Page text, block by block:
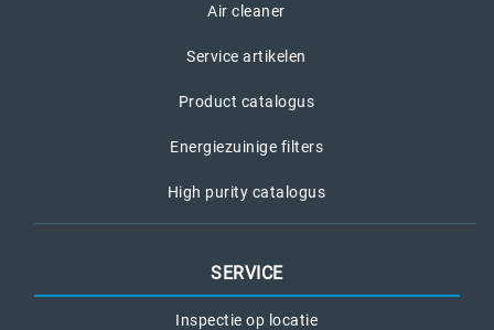
Air cleaner
Service artikelen
Product catalogus
Energiezuinige filters
High purity catalogus
SERVICE
Inspectie op locatie